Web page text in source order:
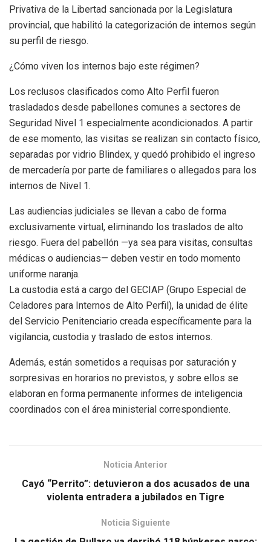
Privativa de la Libertad sancionada por la Legislatura
provincial, que habilitó la categorización de internos según
su perfil de riesgo.
¿Cómo viven los internos bajo este régimen?
Los reclusos clasificados como Alto Perfil fueron
trasladados desde pabellones comunes a sectores de
Seguridad Nivel 1 especialmente acondicionados. A partir
de ese momento, las visitas se realizan sin contacto físico,
separadas por vidrio Blindex, y quedó prohibido el ingreso
de mercadería por parte de familiares o allegados para los
internos de Nivel 1.
Las audiencias judiciales se llevan a cabo de forma
exclusivamente virtual, eliminando los traslados de alto
riesgo. Fuera del pabellón —ya sea para visitas, consultas
médicas o audiencias— deben vestir en todo momento
uniforme naranja.
La custodia está a cargo del GECIAP (Grupo Especial de
Celadores para Internos de Alto Perfil), la unidad de élite
del Servicio Penitenciario creada específicamente para la
vigilancia, custodia y traslado de estos internos.
Además, están sometidos a requisas por saturación y
sorpresivas en horarios no previstos, y sobre ellos se
elaboran en forma permanente informes de inteligencia
coordinados con el área ministerial correspondiente.​​​​​​​​​​​​​​​​
Noticia Anterior
Cayó “Perrito”: detuvieron a dos acusados de una
violenta entradera a jubilados en Tigre
Noticia Siguiente